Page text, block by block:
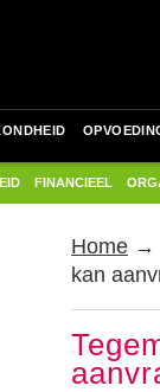
FINANCIEEL
Home →
kan